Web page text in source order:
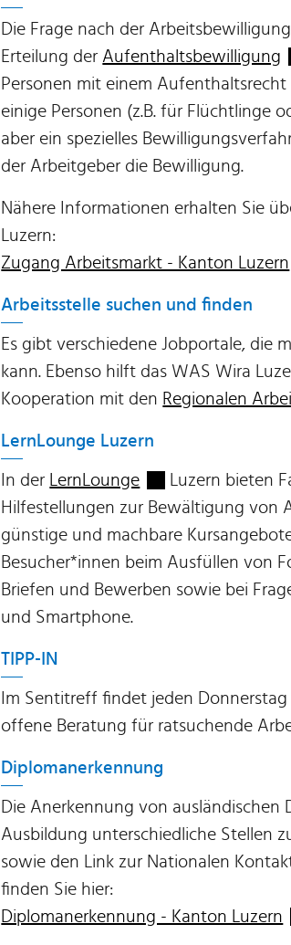
Die Frage nach der
Erteilung der Aufenthaltsbewilligung
Personen mit einem
einige Personen (z.B. für Flüchtlinge
aber ein spezielles
der Arbeitgeber die Bewilligung.
Nähere Informationen erhalten Sie
Luzern:
Zugang Arbeitsmarkt - Kanton Luzern
Arbeitsstelle suchen und finden
Es gibt verschiedene Jobportale, die
kann. Ebenso hilft das WAS Wira
Kooperation mit den Regionalen
LernLounge Luzern
In der LernLoungeExterner Link wird
Luzern bieten
Hilfestellungen zur Bewältigung von
günstige und machbare
Besucher*innen beim Ausfüllen von
Briefen und Bewerben sowie bei
und Smartphone.
TIPP-IN
Im Sentitreff findet jeden
offene Beratung für ratsuchende
Diplomanerkennung
Die Anerkennung von ausländischen
Ausbildung unterschiedliche Stellen
sowie den Link zur Nationalen
finden Sie hier:
Diplomanerkennung - Kanton Luzern